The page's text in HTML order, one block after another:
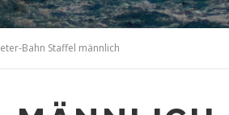
Bahn Staffel männlich